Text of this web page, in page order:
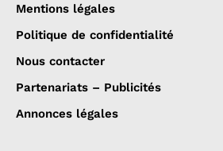
Mentions légales
Politique de confidentialité
Nous contacter
Partenariats – Publicités
Annonces légales